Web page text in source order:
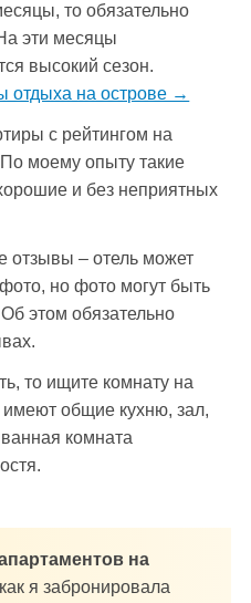
то обязательно
эти месяцы
высокий сезон.
отдыха на острове →
с рейтингом на
моему опыту такие
и без неприятных
отзывы – отель может
но фото могут быть
этом обязательно
то ищите комнату на
общие кухню, зал,
комната
на
я забронировала